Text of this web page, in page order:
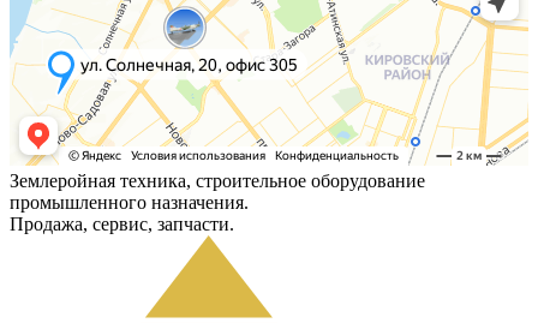
Землеройная техника, строительное оборудование
промышленного назначения.
Продажа, сервис, запчасти.